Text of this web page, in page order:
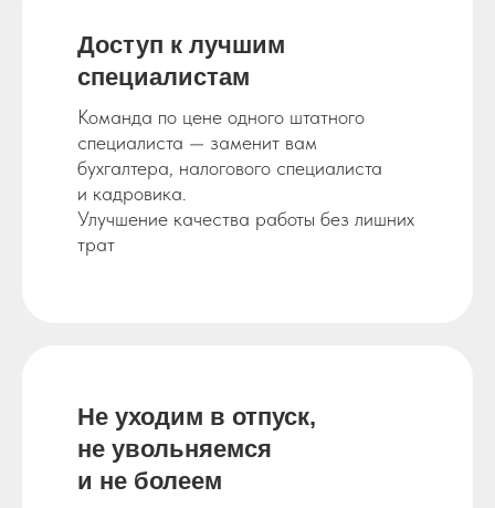
Доступ к лучшим
специалистам
Команда по цене одного штатного
специалиста — заменит вам
бухгалтера, налогового специалиста
и кадровика.
Улучшение качества работы без лишних
трат
Не уходим в отпуск,
не увольняемся
и не болеем